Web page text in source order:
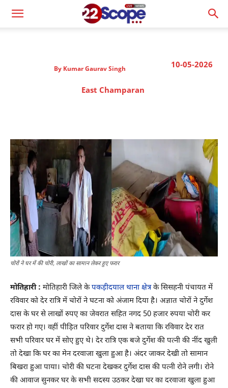
10-05-2026
By Kumar Gaurav Singh
East Champaran
चोरों ने घर में की चोरी, लाखों का सामान लेकर हुए फरार
मोतिहारी : मोतिहारी जिले केपकड़ीदयाल थाना क्षेत्रके सिसहनी पंचायत में
रविवार को देर रात्रि में चोरों ने घटना को अंजाम दिया है। अज्ञात चोरों ने दुर्गेश
दास के घर से लाखों रुपए का जेवरात सहित नगद 50 हजार रुपया चोरी कर
फरार हो गए। वहीं पीड़ित परिवार दुर्गेश दास ने बताया कि रविवार देर रात
सभी परिवार घर में सोए हुए थे। देर रात्रि एक बजे दुर्गेश की पत्नी की नींद खुली
तो देखा कि घर का मेन दरवाजा खुला हुआ है। अंदर जाकर देखी तो सामान
बिखरा हुआ पाया। चोरी की घटना देखकर दुर्गेश दास की पत्नी रोने लगी। रोने
की आवाज सुनकर घर के सभी सदस्य उठकर देखा घर का दरवाजा खुला हुआ